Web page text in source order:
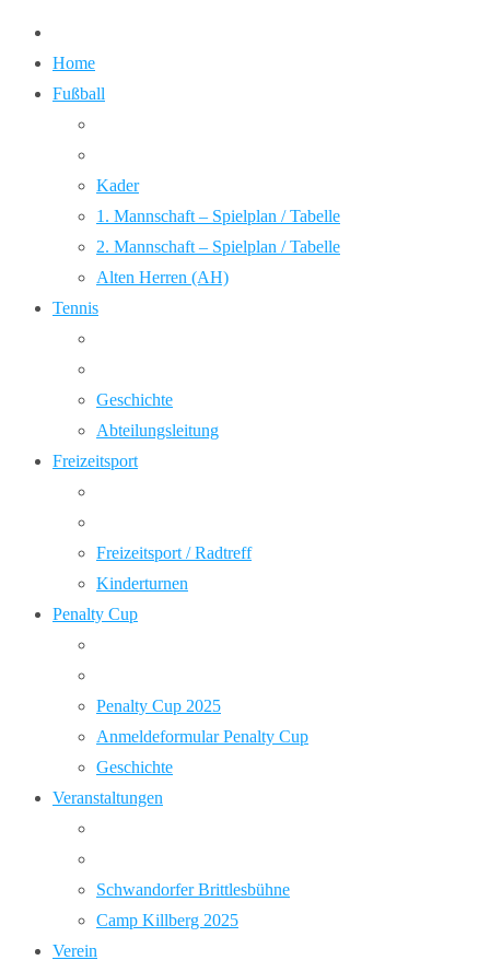
Home
Fußball
Kader
1. Mannschaft – Spielplan / Tabelle
2. Mannschaft – Spielplan / Tabelle
Alten Herren (AH)
Tennis
Geschichte
Abteilungsleitung
Freizeitsport
Freizeitsport / Radtreff
Kinderturnen
Penalty Cup
Penalty Cup 2025
Anmeldeformular Penalty Cup
Geschichte
Veranstaltungen
Schwandorfer Brittlesbühne
Camp Killberg 2025
Verein